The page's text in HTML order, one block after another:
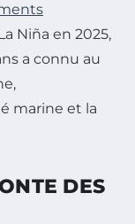
Niña en 2025,
a connu au
marine et la
DES